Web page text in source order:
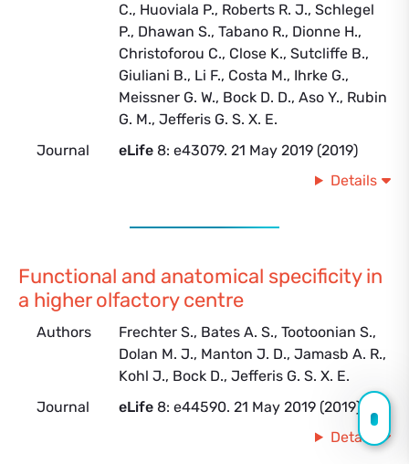
C., Huoviala P., Roberts R. J., Schlegel
P., Dhawan S., Tabano R., Dionne H.,
Christoforou C., Close K., Sutcliffe B.,
Giuliani B., Li F., Costa M., Ihrke G.,
Meissner G. W., Bock D. D., Aso Y., Rubin
G. M., Jefferis G. S. X. E.
Journal
eLife 8: e43079. 21 May 2019 (2019)
Details
Functional and anatomical specificity in
a higher olfactory centre
Authors
Frechter S., Bates A. S., Tootoonian S.,
Dolan M. J., Manton J. D., Jamasb A. R.,
Kohl J., Bock D., Jefferis G. S. X. E.
Journal
eLife 8: e44590. 21 May 2019 (2019)
Details